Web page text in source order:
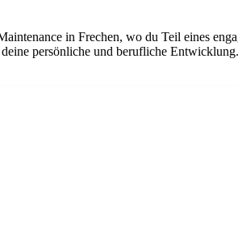
in Frechen, wo du Teil eines
persönliche und berufliche